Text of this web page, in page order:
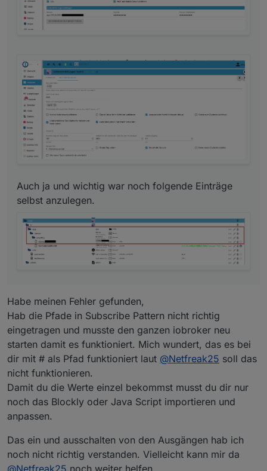
Auch ja und wichtig war noch folgende Einträge
selbst anzulegen.
Habe meinen Fehler gefunden,
Hab die Pfade in Subscribe Pattern nicht richtig
eingetragen und musste den ganzen iobroker neu
starten damit es funktioniert. Mich wundert, das es bei
dir mit # als Pfad funktioniert laut @Netfreak25 soll das
nicht funktionieren.
Damit du die Werte einzel bekommst musst du dir nur
noch das Blockly oder Java Script importieren und
anpassen.
Das ein und ausschalten von den Ausgängen hab ich
noch nicht richtig verstanden. Vielleicht kann mir da
@Netfreak25 noch weiter helfen.